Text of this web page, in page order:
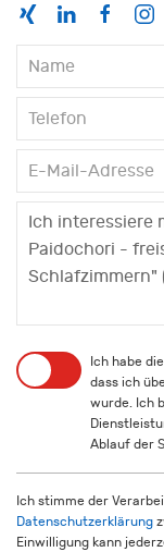
Ich habe die
dass ich
wurde. Ich
Ablauf der
Ich stimme der
Datenschutzerklärung
Einwilligung kann